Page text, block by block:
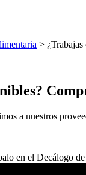
>
a nuestros